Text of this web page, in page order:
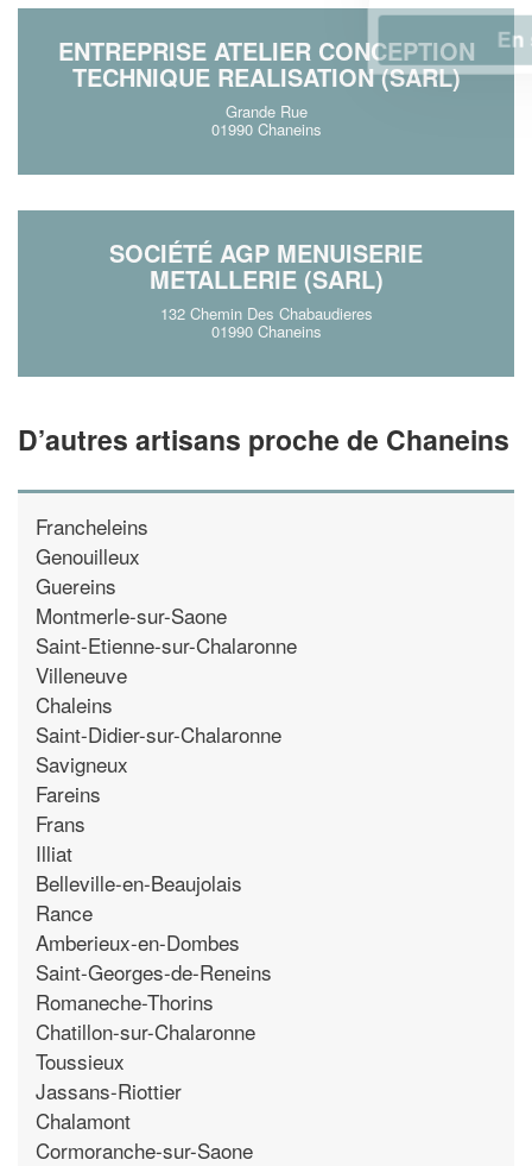
ENTREPRISE ATELIER CONCEPTION
TECHNIQUE REALISATION (SARL)
Grande Rue
01990 Chaneins
SOCIÉTÉ AGP MENUISERIE
METALLERIE (SARL)
132 Chemin Des Chabaudieres
01990 Chaneins
D’autres artisans proche de Chaneins
Francheleins
Genouilleux
Guereins
Montmerle-sur-Saone
Saint-Etienne-sur-Chalaronne
Villeneuve
Chaleins
Saint-Didier-sur-Chalaronne
Savigneux
Fareins
Frans
Illiat
Belleville-en-Beaujolais
Rance
Amberieux-en-Dombes
Saint-Georges-de-Reneins
Romaneche-Thorins
Chatillon-sur-Chalaronne
Toussieux
Jassans-Riottier
Chalamont
Cormoranche-sur-Saone
En savoir plus